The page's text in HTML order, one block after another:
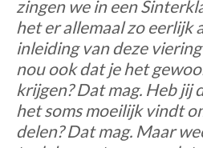
zingen we in een
het er allemaal zo eerlijk
inleiding van deze
nou ook dat je het
krijgen? Dat mag. Heb jij
het soms moeilijk vindt
delen? Dat mag. Maar